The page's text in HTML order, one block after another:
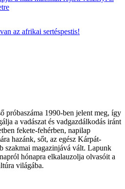
az afrikai sertéspestis!
1990-ben jelent meg, így
a vadászat és vadgazdálkodás iránt
fekete-fehérben, napilap
hazánk, sőt, az egész Kárpát-
szakmai magazinjává vált. Lapunk
hónapra elkalauzolja olvasóit a
világába.